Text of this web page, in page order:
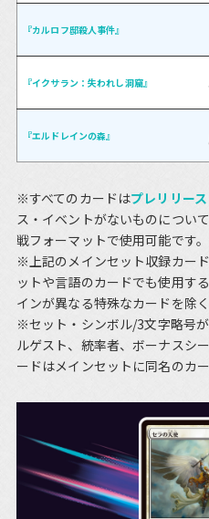
『カルロフ邸殺人事件』
『イクサラン：失われし洞窟』
『エルドレインの森』
※すべてのカードはプレリリー
ス・イベントがないものについ
戦フォーマットで使用可能です。
※上記のメインセット収録カー
ットや言語のカードでも使用す
インが異なる特殊なカードを除く
※セット・シンボル/3文字略号
ルゲスト、統率者、ボーナスシ
ードはメインセットに同名のカ